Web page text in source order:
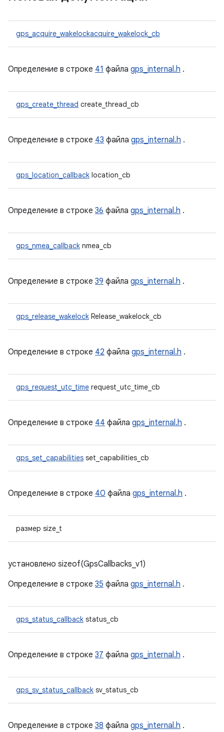
gps_acquire_wakelockacquire_wakelock_cb
Определение в строке 41 файла gps_internal.h .
gps_create_thread create_thread_cb
Определение в строке 43 файла gps_internal.h .
gps_location_callback location_cb
Определение в строке 36 файла gps_internal.h .
gps_nmea_callback nmea_cb
Определение в строке 39 файла gps_internal.h .
gps_release_wakelock Release_wakelock_cb
Определение в строке 42 файла gps_internal.h .
gps_request_utc_time request_utc_time_cb
Определение в строке 44 файла gps_internal.h .
gps_set_capabilities set_capabilities_cb
Определение в строке 40 файла gps_internal.h .
размер size_t
установлено sizeof(GpsCallbacks_v1)
Определение в строке 35 файла gps_internal.h .
gps_status_callback status_cb
Определение в строке 37 файла gps_internal.h .
gps_sv_status_callback sv_status_cb
Определение в строке 38 файла gps_internal.h .